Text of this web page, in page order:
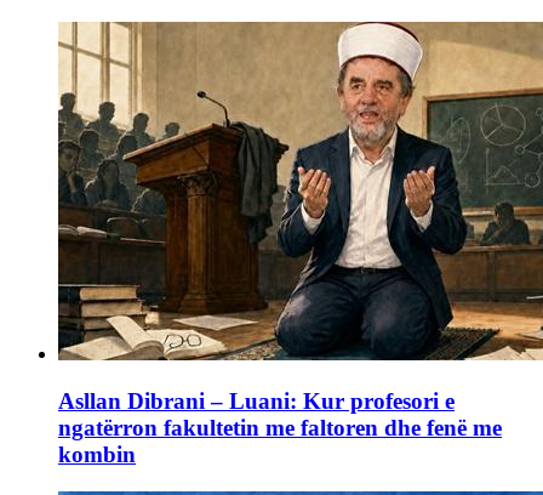
Asllan Dibrani – Luani: Kur profesori e
ngatërron fakultetin me faltoren dhe fenë me
kombin